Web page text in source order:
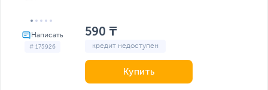
# 175926
590 ₸
кредит недоступен
Купить